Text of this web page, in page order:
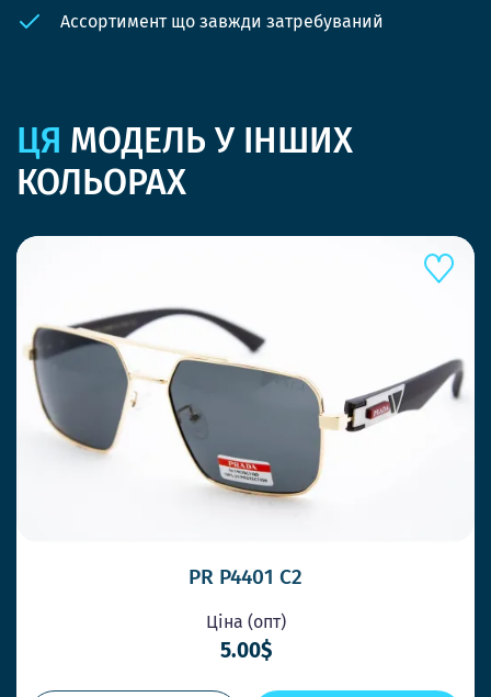
Ассортимент що завжди затребуваний
ЦЯ МОДЕЛЬ У ІНШИХ
КОЛЬОРАХ
PR P4401 C2
Ціна (опт)
5.00$